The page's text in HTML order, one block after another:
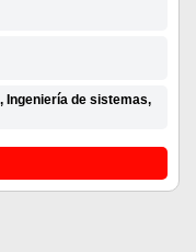
Ingeniería de sistemas,